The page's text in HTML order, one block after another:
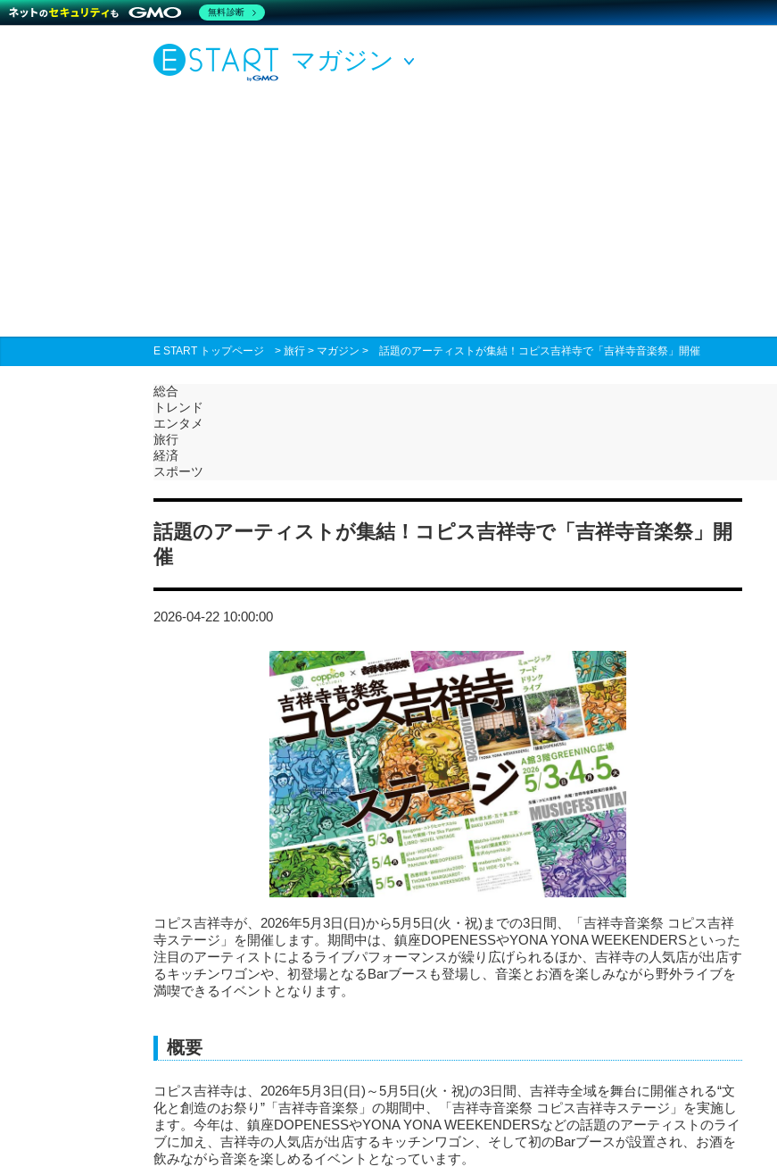
マガジン
E START トップページ > 旅行 > マガジン > 話題のアーティストが集結！コピス吉祥寺で「吉祥寺音楽祭」開催
総合
トレンド
エンタメ
旅行
経済
スポーツ
話題のアーティストが集結！コピス吉祥寺で「吉祥寺音楽祭」開
催
2026-04-22 10:00:00
コピス吉祥寺が、2026年5月3日(日)から5月5日(火・祝)までの3日間、「吉祥寺音楽祭 コピス吉祥
寺ステージ」を開催します。期間中は、鎮座DOPENESSやYONA YONA WEEKENDERSといった
注目のアーティストによるライブパフォーマンスが繰り広げられるほか、吉祥寺の人気店が出店す
るキッチンワゴンや、初登場となるBarブースも登場し、音楽とお酒を楽しみながら野外ライブを
満喫できるイベントとなります。
概要
コピス吉祥寺は、2026年5月3日(日)～5月5日(火・祝)の3日間、吉祥寺全域を舞台に開催される“文
化と創造のお祭り”「吉祥寺音楽祭」の期間中、「吉祥寺音楽祭 コピス吉祥寺ステージ」を実施し
ます。今年は、鎮座DOPENESSやYONA YONA WEEKENDERSなどの話題のアーティストのライ
ブに加え、吉祥寺の人気店が出店するキッチンワゴン、そして初のBarブースが設置され、お酒を
飲みながら音楽を楽しめるイベントとなっています。
無料診断